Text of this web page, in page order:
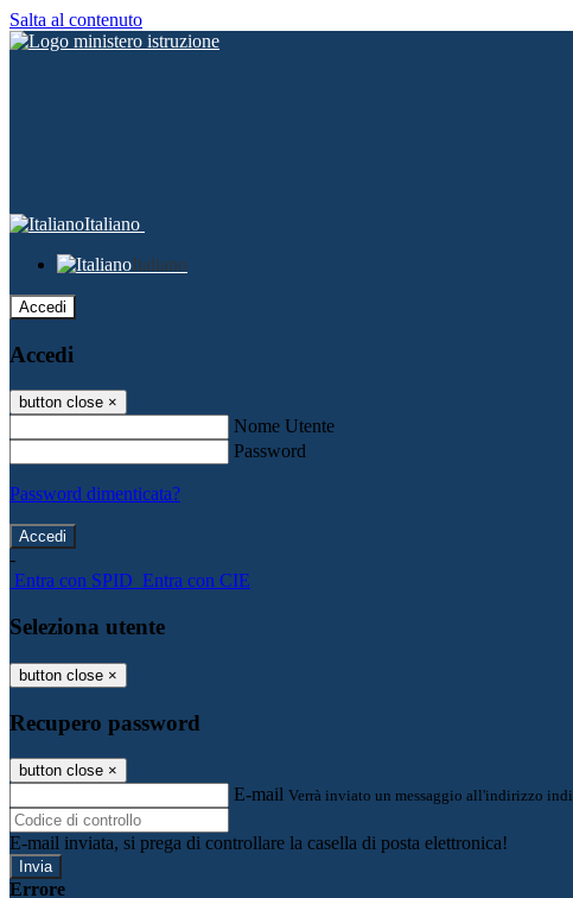
Salta al contenuto
Italiano
Italiano
Accedi
Accedi
button close ×
Nome Utente
Password
Password dimenticata?
-
Entra con SPID Entra con CIE
Seleziona utente
button close ×
Recupero password
button close ×
E-mail Verrà inviato un messaggio all'indirizzo
E-mail inviata, si prega di controllare la casella di posta elettronica!
Errore